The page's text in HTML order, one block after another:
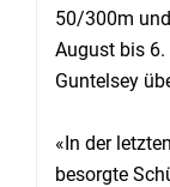
50/300m
August bis 6.
Guntelsey
«In der
besorgte